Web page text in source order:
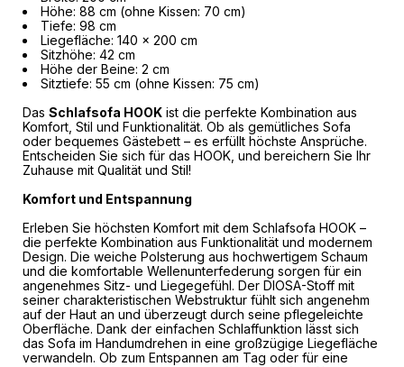
Höhe: 88 cm (ohne Kissen: 70 cm)
Tiefe: 98 cm
Liegefläche: 140 x 200 cm
Sitzhöhe: 42 cm
Höhe der Beine: 2 cm
Sitztiefe: 55 cm (ohne Kissen: 75 cm)
Das Schlafsofa HOOK ist die perfekte Kombination aus
Komfort, Stil und Funktionalität. Ob als gemütliches Sofa
oder bequemes Gästebett – es erfüllt höchste Ansprüche.
Entscheiden Sie sich für das HOOK, und bereichern Sie Ihr
Zuhause mit Qualität und Stil!
Komfort und Entspannung
Erleben Sie höchsten Komfort mit dem Schlafsofa HOOK –
die perfekte Kombination aus Funktionalität und modernem
Design. Die weiche Polsterung aus hochwertigem Schaum
und die komfortable Wellenunterfederung sorgen für ein
angenehmes Sitz- und Liegegefühl. Der DIOSA-Stoff mit
seiner charakteristischen Webstruktur fühlt sich angenehm
auf der Haut an und überzeugt durch seine pflegeleichte
Oberfläche. Dank der einfachen Schlaffunktion lässt sich
das Sofa im Handumdrehen in eine großzügige Liegefläche
verwandeln. Ob zum Entspannen am Tag oder für eine